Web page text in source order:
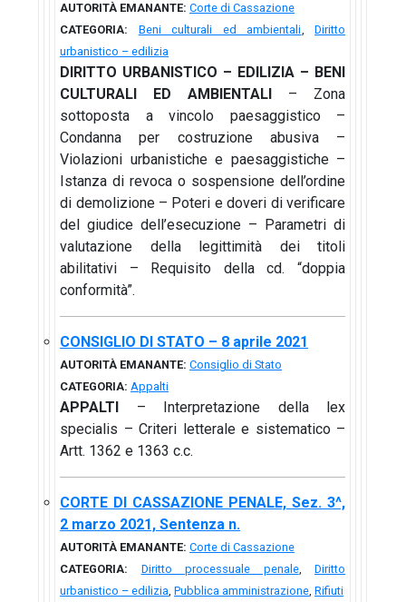
AUTORITÀ EMANANTE: Corte di Cassazione
CATEGORIA:
Beni culturali ed ambientali,Diritto
urbanistico – edilizia
DIRITTO URBANISTICO – EDILIZIA – BENI
CULTURALI ED AMBIENTALI
– Zona
sottoposta a vincolo paesaggistico –
Condanna per costruzione abusiva –
Violazioni urbanistiche e paesaggistiche –
Istanza di revoca o sospensione dell’ordine
di demolizione – Poteri e doveri di verificare
del giudice dell’esecuzione – Parametri di
valutazione della legittimità dei titoli
abilitativi – Requisito della cd. “doppia
conformità”.
CONSIGLIO DI STATO – 8 aprile 2021
AUTORITÀ EMANANTE: Consiglio di Stato
CATEGORIA: Appalti
APPALTI
– Interpretazione della lex
specialis – Criteri letterale e sistematico –
Artt. 1362 e 1363 c.c.
CORTE DI CASSAZIONE PENALE, Sez. 3^,
2 marzo 2021, Sentenza n.
AUTORITÀ EMANANTE: Corte di Cassazione
CATEGORIA:
Diritto processuale penale,Diritto
urbanistico – edilizia,Pubblica amministrazione,Rifiuti